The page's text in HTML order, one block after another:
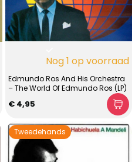
Nog 1 op voorraad
Edmundo Ros And His Orchestra
– The World Of Edmundo Ros (LP)
€ 4,95
Tweedehands